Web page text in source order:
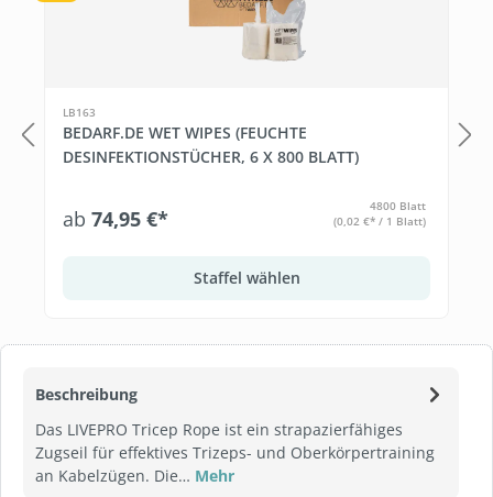
Beschreibung
Das LIVEPRO Tricep Rope ist ein strapazierfähiges
Zugseil für effektives Trizeps- und Oberkörpertraining
an Kabelzügen. Die… Mehr
LB163
BEDARF.DE WET WIPES (FEUCHTE
DESINFEKTIONSTÜCHER, 6 X 800 BLATT)
ab 74,95 €*
4800 Blatt
(0,02 €* / 1 Blatt)
Staffel wählen